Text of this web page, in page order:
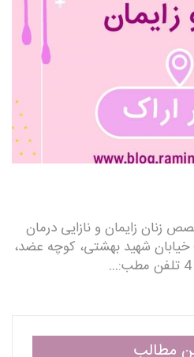
زنان زایمان و نازایی درمان
خیابان شهید بهشتی، کوچه عضد،
مطالب